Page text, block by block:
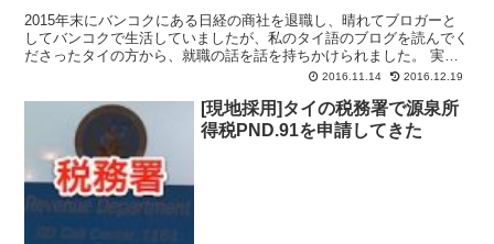
2015年末にバンコクにある日経の商社を退職し、晴れてブロガーと
してバンコクで生活していましたが、私のタイ語のブログを読んでく
ださったタイの方から、就職の話を話を持ちかけられました。 実は
2017年末まで、要するに退職してから2年間は就職す...
2016.11.14 2016.12.19
[現地採用]タイの税務署で源泉所
得税PND.91を申請してきた